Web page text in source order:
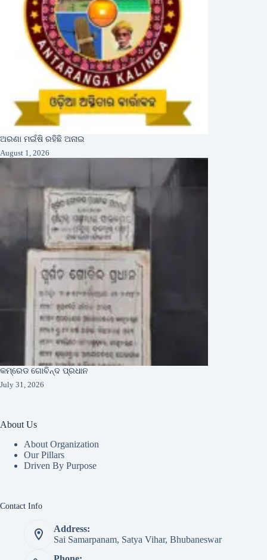
ଅରଣା ମଇଁଷି ରହିଛି ଅନାଇ
August 1, 2026
କମ୍ରେଡ ଗୋବିନ୍ଦ ପ୍ରଧାନ
July 31, 2026
About Us
About Organization
Our Pillars
Driven By Purpose​
Contact Info
Address:
Sai Samarpanam, Satya Vihar, Bhubaneswar